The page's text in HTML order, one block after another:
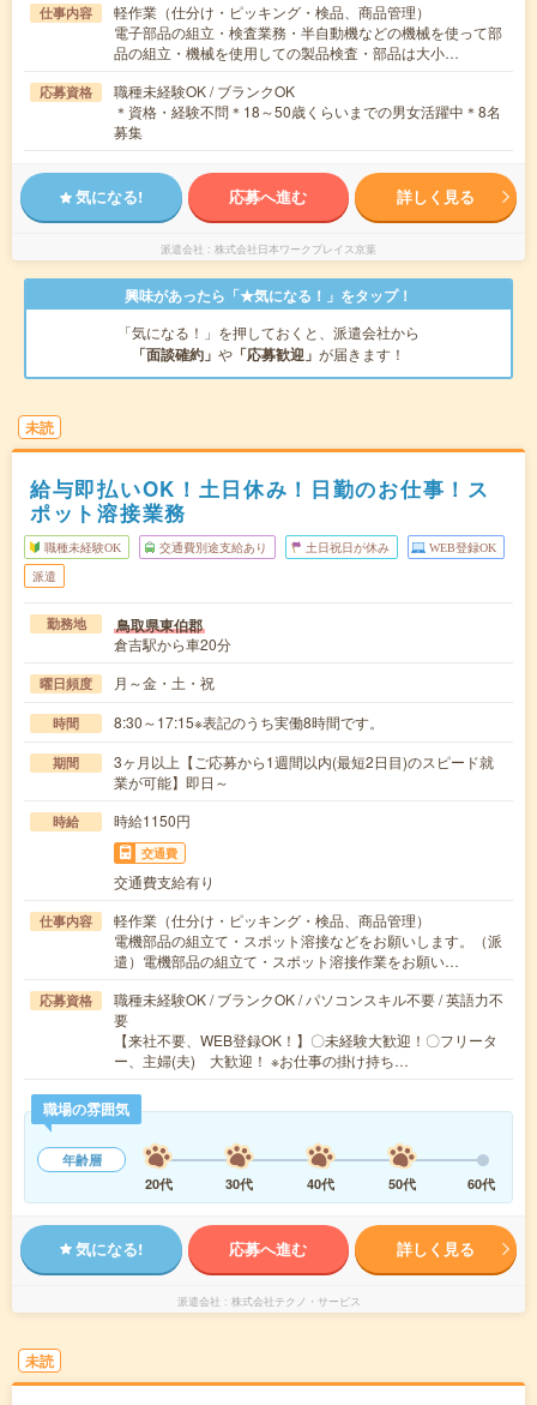
仕事内容
軽作業（仕分け・ピッキング・検品、商品管理）
電子部品の組立・検査業務・半自動機などの機械を使って部
品の組立・機械を使用しての製品検査・部品は大小…
応募資格
職種未経験OK / ブランクOK
＊資格・経験不問＊18～50歳くらいまでの男女活躍中＊8名
募集
気になる! 応募へ進む 詳しく見る
派遣会社 株式会社日本ワークプレイス京葉
興味があったら「★気になる！」をタップ！
「気になる！」を押しておくと、派遣会社から
「面談確約」 や 「応募歓迎」 が届きます！
未読
給与即払いOK！土日休み！日勤のお仕事！ス
ポット溶接業務
職種未経験OK 交通費別途支給あり 土日祝日が休み WEB登録OK
派遣
勤務地 鳥取県東伯郡
倉吉駅から車20分
曜日頻度 月～金・土・祝
時間 8:30～17:15※表記のうち実働8時間です。
期間
3ヶ月以上【ご応募から1週間以内(最短2日目)のスピード就
業が可能】即日～
時給 時給1150円
交通費
交通費支給有り
仕事内容
軽作業（仕分け・ピッキング・検品、商品管理）
電機部品の組立て・スポット溶接などをお願いします。（派
遣）電機部品の組立て・スポット溶接作業をお願い…
応募資格
職種未経験OK / ブランクOK / パソコンスキル不要 / 英語力不
要
【来社不要、WEB登録OK！】〇未経験大歓迎！〇フリータ
ー、主婦(夫) 大歓迎！ ※お仕事の掛け持ち…
職場の雰囲気
年齢層
20代
30代 40代 50代 60代
気になる! 応募へ進む 詳しく見る
派遣会社 株式会社テクノ・サービス
未読